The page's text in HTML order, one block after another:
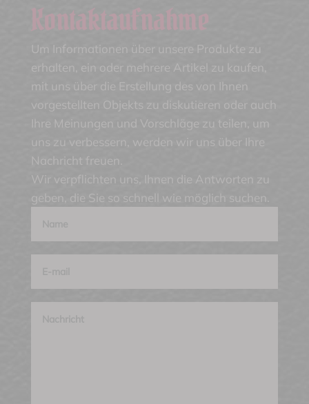
Kontaktaufnahme
Um Informationen über unsere Produkte zu
erhalten, ein oder mehrere Artikel zu kaufen,
mit uns über die Erstellung des von Ihnen
vorgestellten Objekts zu diskutieren oder auch
Ihre Meinungen und Vorschläge zu teilen, um
uns zu verbessern, werden wir uns über Ihre
Nachricht freuen.
Wir verpflichten uns, Ihnen die Antworten zu
geben, die Sie so schnell wie möglich suchen.